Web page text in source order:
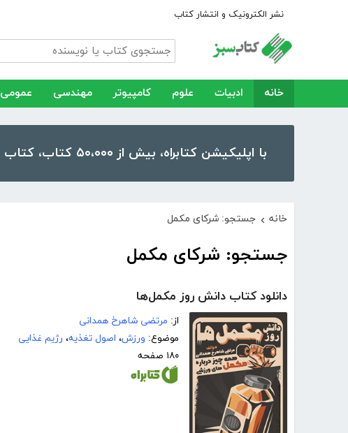
نشر الکترونیک و انتشار کتاب
خانه ادبیات علوم کامپیوتر مهندسی عمومی
با اپلیکیشن کتابراه، بیش از ۵۰،۰۰۰ کتاب، کتاب صوتی و رمان را در موبایل و تبلت خود داشته باشید!
خانه › جستجو: شرکای مکمل
جستجو: شرکای مکمل
دانلود کتاب دانش روز مکمل‌ها
از: مرتضی شاهرخ همدانی
موضوع: ورزش، اصول تغذیه، رژیم غذایی
۱۸۰ صفحه